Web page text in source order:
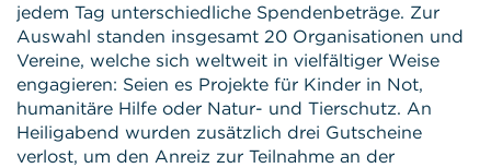
jedem Tag unterschiedliche Spendenbeträge. Zur
Auswahl standen insgesamt 20 Organisationen und
Vereine, welche sich weltweit in vielfältiger Weise
engagieren: Seien es Projekte für Kinder in Not,
humanitäre Hilfe oder Natur- und Tierschutz. An
Heiligabend wurden zusätzlich drei Gutscheine
verlost, um den Anreiz zur Teilnahme an der